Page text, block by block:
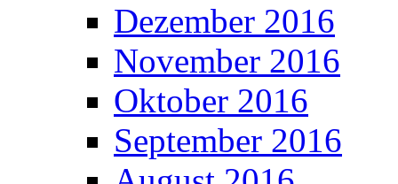
Dezember 2016
November 2016
Oktober 2016
September 2016